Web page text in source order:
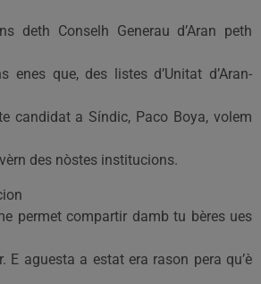
deth Conselh Generau d’Aran peth
enes que, des listes d’Unitat d’Aran-
candidat a Síndic, Paco Boya, volem
des nòstes institucions.
permet compartir damb tu bères ues
E aguesta a estat era rason pera qu’è